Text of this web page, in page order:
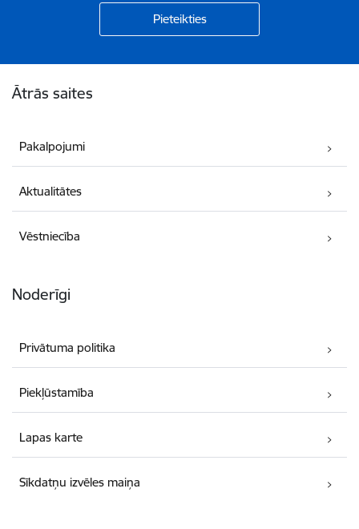
Ātrās saites
Pakalpojumi
Aktualitātes
Vēstniecība
Noderīgi
Privātuma politika
Piekļūstamība
Lapas karte
Sīkdatņu izvēles maiņa